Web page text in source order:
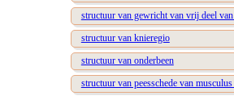
structuur van gewricht van vrij deel
structuur van knieregio
structuur van onderbeen
structuur van peesschede van